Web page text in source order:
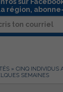
région,
» CINQ INDIVIDUS
SEMAINES